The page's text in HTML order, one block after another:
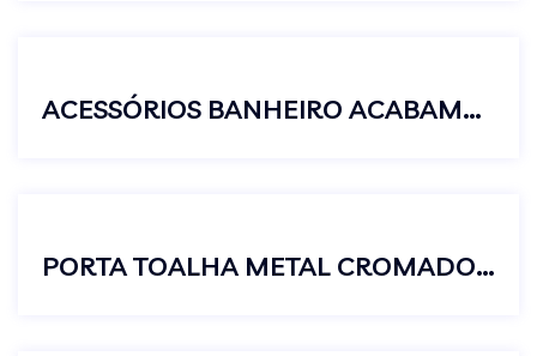
ACESSÓRIOS BANHEIRO ACABAMENTO PARA REGISTRO PRESSÃO GAVETA PADRÃO DECA C62 3/4
PORTA TOALHA METAL CROMADO BARRA BANHEIRO STANDARD